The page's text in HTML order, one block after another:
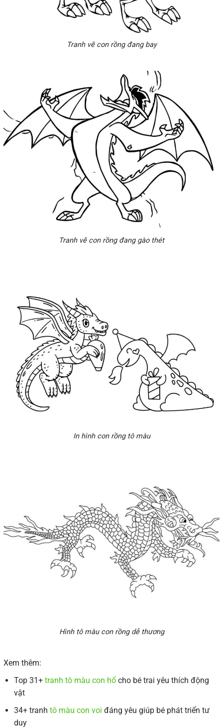
Tranh vẽ con rồng đang bay
Tranh vẽ con rồng đang gào thét
In hình con rồng tô màu
Hình tô màu con rồng dễ thương
Xem thêm:
Top 31+ tranh tô màu con hổcho bé trai yêu thích động
vật
34+ tranh tô màu con voi đáng yêu giúp bé phát triển tư
duy